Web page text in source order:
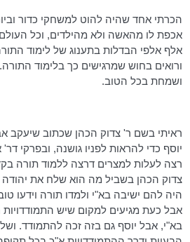
הכרתי אחד שהיה להוט למשחקי כדור
אכפת לו מהאשה ולא מהילדים, וכל
אלף אלפי הבדלות בתענוג של לימוד
ורואים בחוש שמרגישים כך בלימוד התורה.
ושמחת בכל הטוב.
ראיתי בשם ר' צדוק הכהן שכתוב שיעקב
יוסף כדי להראות לפניוגושנה, ובפרקי
רצה לעלות למצריםדרצה ללמוד תורה
צדוק הכהן בשביל מה הוא שלח את
היה להם ישיבה בא"י ולמדו תורה וידעו
אבל כעת מגיעים למקום שיש התמודדויות
בא"י, אבל יוסף גם בזה זכה להתמודד.